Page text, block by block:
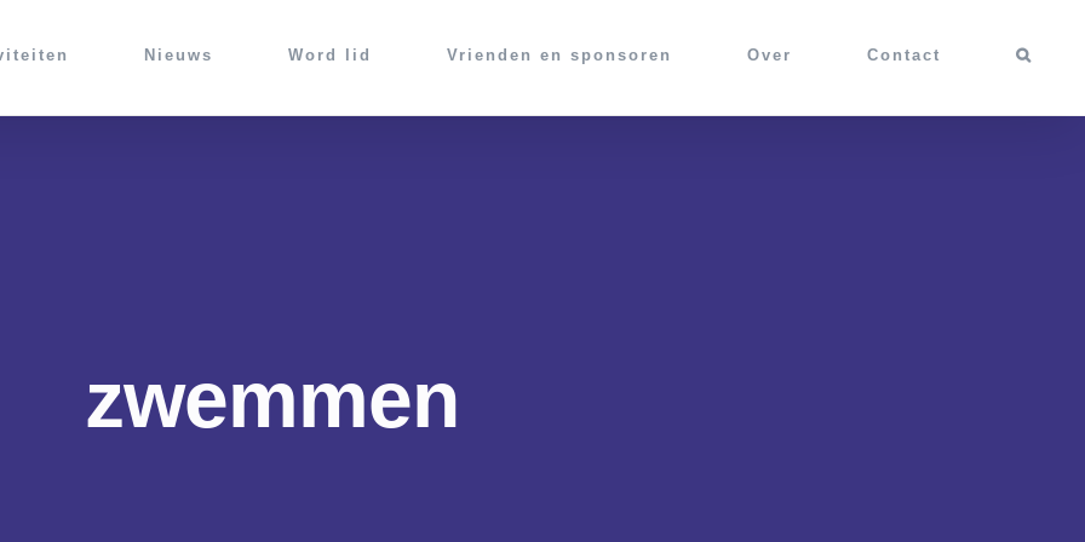
Nieuws Word lid Vrienden en sponsoren Over Contact
zwemmen